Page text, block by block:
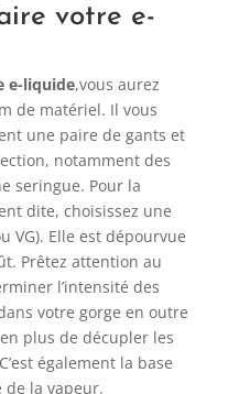
votre e-
e-liquide,vous aurez
de matériel. Il vous
une paire de gants et
notamment des
seringue. Pour la
dite, choisissez une
VG). Elle est dépourvue
Prêtez attention au
l’intensité des
votre gorge en outre
plus de décupler les
également la base
la vapeur.